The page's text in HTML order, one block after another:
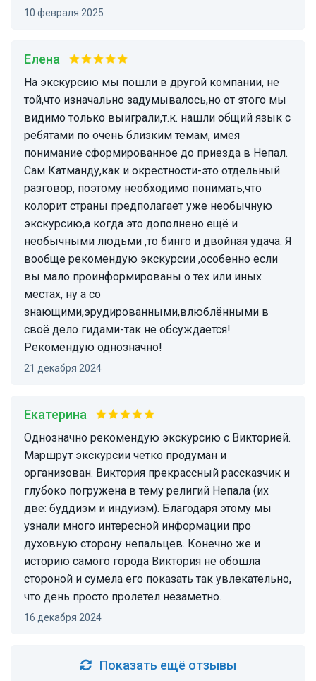
10 февраля 2025
Елена
На экскурсию мы пошли в другой компании, не
той,что изначально задумывалось,но от этого мы
видимо только выиграли,т.к. нашли общий язык с
ребятами по очень близким темам, имея
понимание сформированное до приезда в Непал.
Сам Катманду,как и окрестности-это отдельный
разговор, поэтому необходимо понимать,что
колорит страны предполагает уже необычную
экскурсию,а когда это дополнено ещё и
необычными людьми ,то бинго и двойная удача. Я
вообще рекомендую экскурсии ,особенно если
вы мало проинформированы о тех или иных
местах, ну а со
знающими,эрудированными,влюблёнными в
своё дело гидами-так не обсуждается!
Рекомендую однозначно!
21 декабря 2024
Екатерина
Однозначно рекомендую экскурсию с Викторией.
Маршрут экскурсии четко продуман и
организован. Виктория прекрассный рассказчик и
глубоко погружена в тему религий Непала (их
две: буддизм и индуизм). Благодаря этому мы
узнали много интересной информации про
духовную сторону непальцев. Конечно же и
историю самого города Виктория не обошла
стороной и сумела его показать так увлекательно,
что день просто пролетел незаметно.
16 декабря 2024
Показать ещё отзывы